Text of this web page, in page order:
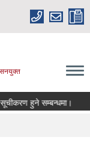
हुने सम्बन्धमा।